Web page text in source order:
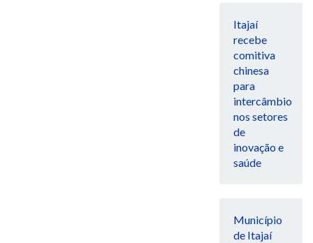
Itajaí
recebe
comitiva
chinesa
para
intercâmbio
nos setores
de
inovação e
saúde
Município
de Itajaí